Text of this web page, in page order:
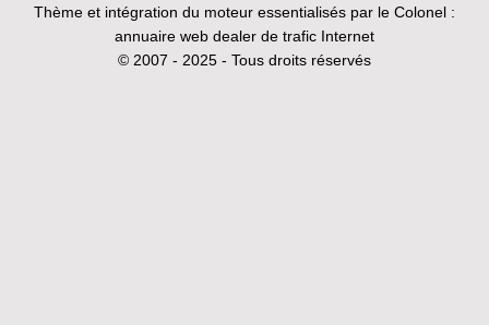
Thème et intégration du moteur essentialisés par le Colonel :
annuaire web dealer de trafic Internet
© 2007 - 2025 - Tous droits réservés